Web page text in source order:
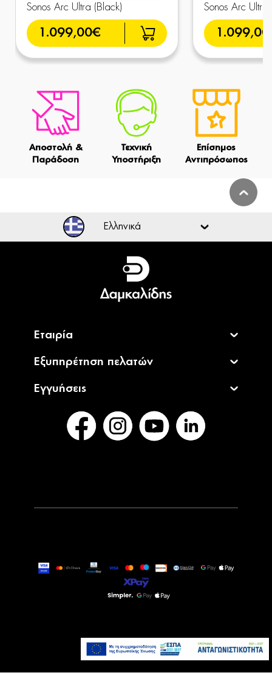
Sonos Arc Ultra (Black)
1.099,00€
Sonos Arc Ultra
Αποστολή &
Παράδοση
Τεχνική
Υποστήριξη
Επίσημος
Αντιπρόσωπος
Προσθήκη στο καλάθι
Ελληνικά
Ελληνικά
English
Εταιρία
Εξυπηρέτηση πελατών
Εγγυήσεις